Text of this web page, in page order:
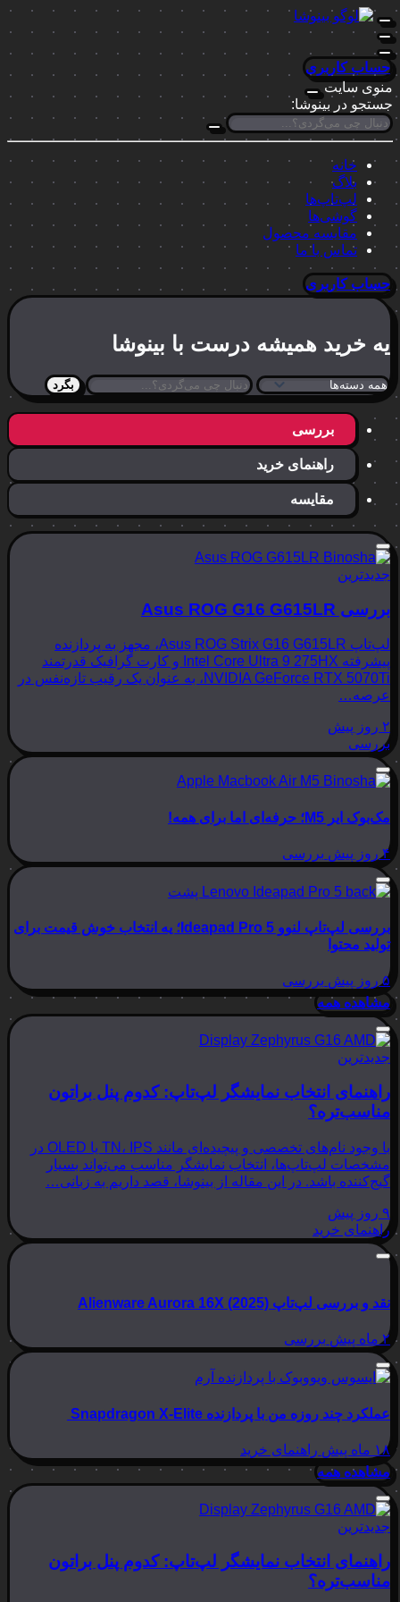
حساب کاربری
منوی سایت
جستجو در بینوشا:
خانه
بلاگ
لپ‌تاپ‌ها
گوشی‌ها
مقایسه محصول
تماس با ما
حساب کاربری
یه خرید همیشه درست با بینوشا
بگرد
بررسی
راهنمای خرید
مقایسه
جدیدترین
بررسی Asus ROG G16 G615LR
لپ‌تاپ Asus ROG Strix G16 G615LR، مجهز به پردازنده
پیشرفته Intel Core Ultra 9 275HX و کارت گرافیک قدرتمند
NVIDIA GeForce RTX 5070Ti، به عنوان یک رقیب تازه‌نفس در
عرصه…
۲ روز پیش
بررسی
مک‌بوک ایر M5؛ حرفه‌ای اما برای همه!
۴ روز پیش بررسی
بررسی لپ‌تاپ لنوو Ideapad Pro 5؛ یه انتخاب خوش قیمت برای
تولید محتوا
۵ روز پیش
بررسی
مشاهده همه
جدیدترین
راهنمای انتخاب نمایشگر لپ‌تاپ: کدوم پنل براتون
مناسب‌تره؟
با وجود نام‌های تخصصی و پیچیده‌ای مانند TN، IPS یا OLED در
مشخصات لپ‌تاپ‌ها، انتخاب نمایشگر مناسب می‌تواند بسیار
گیج‌کننده باشد. در این مقاله از بینوشا، قصد داریم به زبانی…
۹ روز پیش
راهنمای خرید
نقد و بررسی لپ‌تاپ Alienware Aurora 16X (2025)
۲ ماه پیش بررسی
عملکرد چند روزه من با پردازنده Snapdragon X-Elite
۱۸ ماه پیش
راهنمای خرید
مشاهده همه
جدیدترین
راهنمای انتخاب نمایشگر لپ‌تاپ: کدوم پنل براتون
مناسب‌تره؟